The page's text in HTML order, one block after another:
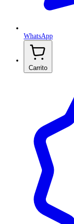
WhatsApp
Carrito